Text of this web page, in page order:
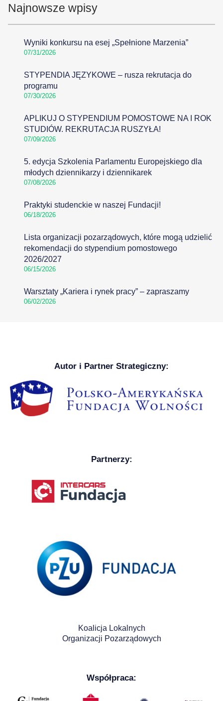
Najnowsze wpisy
Wyniki konkursu na esej „Spełnione Marzenia”
07/31/2026
STYPENDIA JĘZYKOWE – rusza rekrutacja do
programu
07/30/2026
APLIKUJ O STYPENDIUM POMOSTOWE NA I ROK
STUDIÓW. REKRUTACJA RUSZYŁA!
07/09/2026
5. edycja Szkolenia Parlamentu Europejskiego dla
młodych dziennikarzy i dziennikarek
07/08/2026
Praktyki studenckie w naszej Fundacji!
06/18/2026
Lista organizacji pozarządowych, które mogą udzielić
rekomendacji do stypendium pomostowego
2026/2027
06/15/2026
Warsztaty „Kariera i rynek pracy” – zapraszamy
06/02/2026
Autor i Partner Strategiczny:
Partnerzy:
Koalicja Lokalnych
Organizacji Pozarządowych
Współpraca: